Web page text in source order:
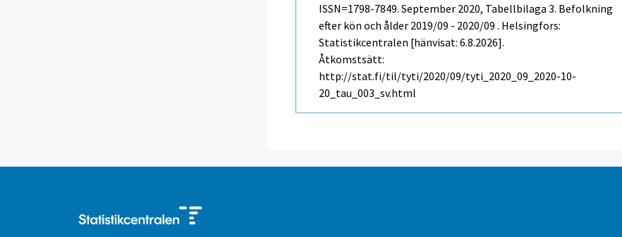
ISSN=1798-7849.September 2020, Tabellbilaga 3. Befolkning
efter kön och ålder 2019/09 - 2020/09 . Helsingfors:
Statistikcentralen [hänvisat: 6.8.2026].
Åtkomstsätt:
http://stat.fi/til/tyti/2020/09/tyti_2020_09_2020-10-
20_tau_003_sv.html